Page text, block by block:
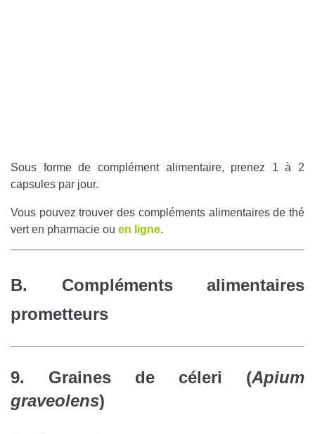
Sous forme de complément alimentaire, prenez 1 à 2
capsules par jour.
Vous pouvez trouver des compléments alimentaires de thé
vert en pharmacie ou en ligne.
B. Compléments alimentaires
prometteurs
9. Graines de céleri (Apium
graveolens)